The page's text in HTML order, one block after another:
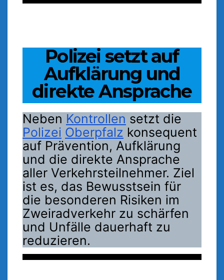
Polizei setzt auf
Aufklärung und
direkte Ansprache
Neben Kontrollen setzt die
Polizei Oberpfalz konsequent
auf Prävention, Aufklärung
und die direkte Ansprache
aller Verkehrsteilnehmer. Ziel
ist es, das Bewusstsein für
die besonderen Risiken im
Zweiradverkehr zu schärfen
und Unfälle dauerhaft zu
reduzieren.